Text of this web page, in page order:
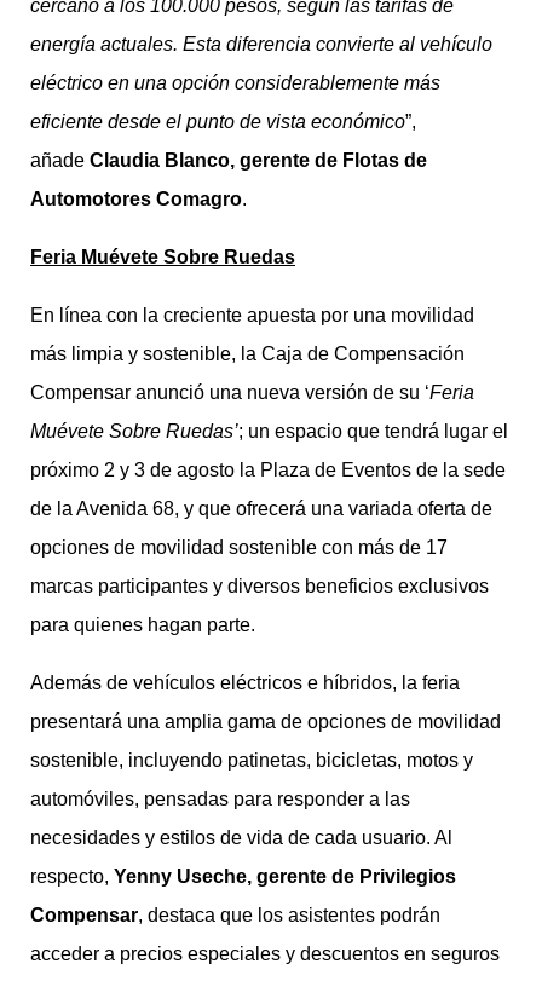
cercano a los 100.000 pesos, según las tarifas de
energía actuales. Esta diferencia convierte al vehículo
eléctrico en una opción considerablemente más
eficiente desde el punto de vista económico”,
añade Claudia Blanco, gerente de Flotas de
Automotores Comagro.
Feria Muévete Sobre Ruedas
En línea con la creciente apuesta por una movilidad
más limpia y sostenible, la Caja de Compensación
Compensar anunció una nueva versión de su ‘Feria
Muévete Sobre Ruedas’; un espacio que tendrá lugar el
próximo 2 y 3 de agosto la Plaza de Eventos de la sede
de la Avenida 68, y que ofrecerá una variada oferta de
opciones de movilidad sostenible con más de 17
marcas participantes y diversos beneficios exclusivos
para quienes hagan parte.
Además de vehículos eléctricos e híbridos, la feria
presentará una amplia gama de opciones de movilidad
sostenible, incluyendo patinetas, bicicletas, motos y
automóviles, pensadas para responder a las
necesidades y estilos de vida de cada usuario. Al
respecto, Yenny Useche, gerente de Privilegios
Compensar, destaca que los asistentes podrán
acceder a precios especiales y descuentos en seguros